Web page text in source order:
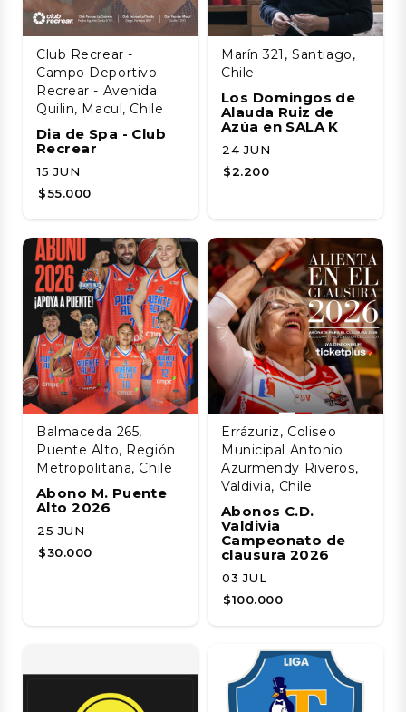
Club Recrear -
Campo Deportivo
Recrear - Avenida
Quilin, Macul, Chile
Dia de Spa - Club
Recrear
15 JUN
$55.000
Marín 321, Santiago,
Chile
Los Domingos de
Alauda Ruiz de
Azúa en SALA K
24 JUN
$2.200
Balmaceda 265,
Puente Alto, Región
Metropolitana, Chile
Abono M. Puente
Alto 2026
25 JUN
$30.000
Errázuriz, Coliseo
Municipal Antonio
Azurmendy Riveros,
Valdivia, Chile
Abonos C.D.
Valdivia
Campeonato de
clausura 2026
03 JUL
$100.000